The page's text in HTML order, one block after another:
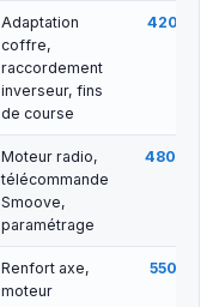
Adaptation
coffre,
raccordement
inverseur, fins
de course
420 € —
Moteur radio,
télécommande
Smoove,
paramétrage
480 € —
Renfort axe,
moteur
550 € —